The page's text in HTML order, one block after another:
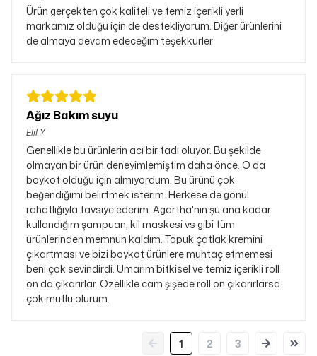
Ürün gerçekten çok kaliteli ve temiz içerikli yerli
markamız olduğu için de destekliyorum. Diğer ürünlerini
de almaya devam edeceğim teşekkürler
Ağız Bakım suyu
Elif Y.
Genellikle bu ürünlerin acı bir tadı oluyor. Bu şekilde
olmayan bir ürün deneyimlemiştim daha önce. O da
boykot olduğu için almıyordum. Bu ürünü çok
beğendiğimi belirtmek isterim. Herkese de gönül
rahatlığıyla tavsiye ederim. Agartha'nın şu ana kadar
kullandığım şampuan, kil maskesi vs gibi tüm
ürünlerinden memnun kaldım. Topuk çatlak kremini
çıkartması ve bizi boykot ürünlere muhtaç etmemesi
beni çok sevindirdi. Umarım bitkisel ve temiz içerikli roll
on da çıkarırlar. Özellikle cam şişede roll on çıkarırlarsa
çok mutlu olurum.
1 2 3